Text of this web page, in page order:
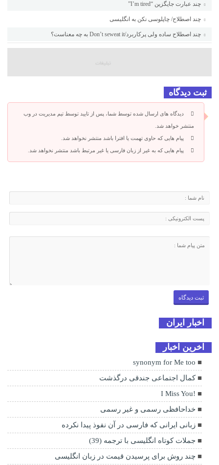
چند عبارت جایگزین “I’m tired”
چند اصطلاح/ چاپلوسی نکن به انگلیسی
چند اصطلاح ساده ولی پرکاربرد/Don’t seweat it به چه معناست؟
ثبت دیدگاه
دیدگاه های ارسال شده توسط شما، پس از تایید توسط تیم مدیریت در وب
منتشر خواهد شد.
پیام هایی که حاوی تهمت یا افترا باشد منتشر نخواهد شد.
پیام هایی که به غیر از زبان فارسی یا غیر مرتبط باشد منتشر نخواهد شد.
اخبار ایران
اخرین اخبار
synonym for Me too
کمال اجتماعی جندقی درگذشت
!I Miss You
خداحافظی رسمی و غیر رسمی
زبانی ایرانی که فارسی در آن نفوذ پیدا نکرده
جملات کوتاه انگلیسی با ترجمه (39)
چند روش برای پرسیدن قیمت در زبان انگلیسی